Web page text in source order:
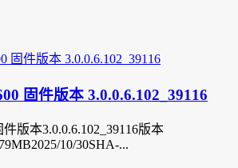
固件版本 3.0.0.6.102_39116
版本3.0.0.6.102_39116版本
10/30SHA-...